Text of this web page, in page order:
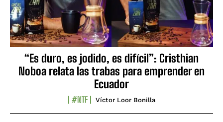
“Es duro, es jodido, es difícil”: Cristhian
Noboa relata las trabas para emprender en
Ecuador
#NTF Víctor Loor Bonilla